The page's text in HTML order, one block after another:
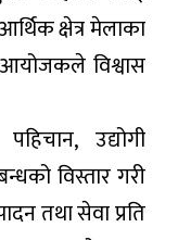
क्षेत्र मेलाका
विश्वास
उद्योगी
विस्तार गरी
तथा सेवा प्रति